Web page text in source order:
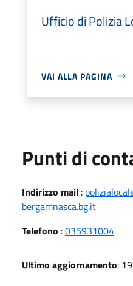
Ufficio di Polizia
VAI ALLA PAGINA
Punti di
Indirizzo mail :
bergamnasca.bg.it
Telefono :035931004
Ultimo aggiornamento: